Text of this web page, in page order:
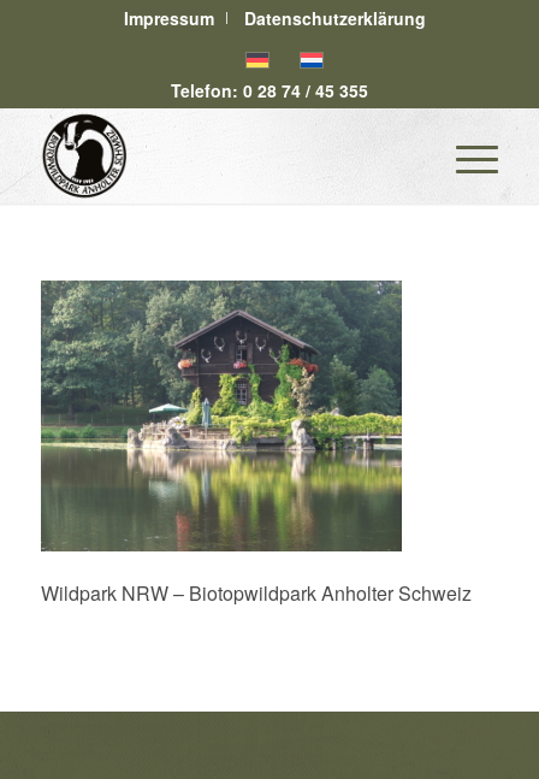
Impressum Datenschutzerklärung
Telefon: 0 28 74 / 45 355
Wildpark NRW – Biotopwildpark Anholter Schweiz